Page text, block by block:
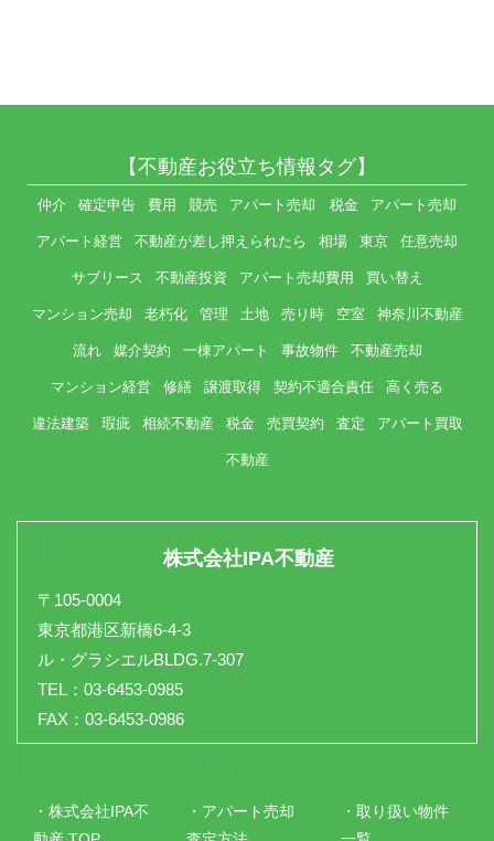
【不動産お役立ち情報タグ】
仲介 確定申告 費用 競売 アパート売却 税金 アパート売却
アパート経営 不動産が差し押えられたら 相場 東京 任意売却
サブリース 不動産投資 アパート売却費用 買い替え
マンション売却 老朽化 管理 土地 売り時 空室 神奈川不動産
流れ 媒介契約 一棟アパート 事故物件 不動産売却
マンション経営 修繕 譲渡取得 契約不適合責任 高く売る
違法建築 瑕疵 相続不動産 税金 売買契約 査定 アパート買取
不動産
株式会社IPA不動産
〒105-0004
東京都港区新橋6-4-3
ル・グラシエルBLDG.7-307
TEL：03-6453-0985
FAX：03-6453-0986
・株式会社IPA不
・アパート売却
・取り扱い物件